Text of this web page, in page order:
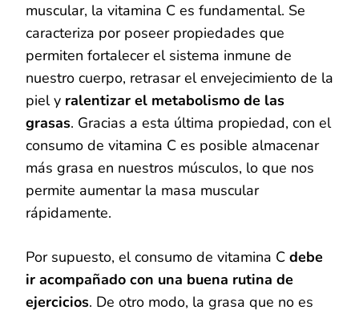
muscular, la vitamina C es fundamental. Se
caracteriza por poseer propiedades que
permiten fortalecer el sistema inmune de
nuestro cuerpo, retrasar el envejecimiento de la
piel y ralentizar el metabolismo de las
grasas. Gracias a esta última propiedad, con el
consumo de vitamina C es posible almacenar
más grasa en nuestros músculos, lo que nos
permite aumentar la masa muscular
rápidamente.
Por supuesto, el consumo de vitamina C debe
ir acompañado con una buena rutina de
ejercicios. De otro modo, la grasa que no es